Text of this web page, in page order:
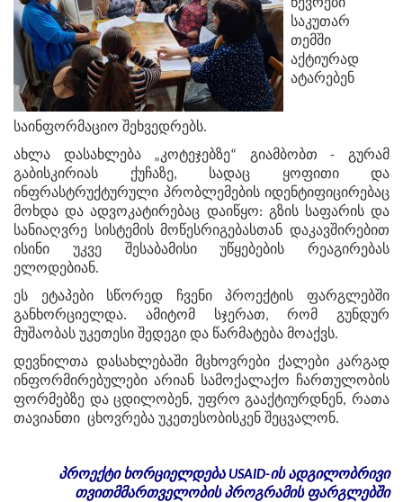
წევრები
საკუთარ
თემში
აქტიურად
ატარებენ
საინფორმაციო შეხვედრებს.
ახლა დასახლება „კოტეჯებზე“ გიამბობთ - გურამ
გაბისკირიას ქუჩაზე, სადაც ყოფითი და
ინფრასტრუქტურული პრობლემების იდენტიფიცირებაც
მოხდა და ადვოკატირებაც დაიწყო: გზის საფარის და
სანიაღვრე სისტემის მოწესრიგებასთან დაკავშირებით
ისინი უკვე შესაბამისი უწყებების რეაგირებას
ელოდებიან.
ეს ეტაპები სწორედ ჩვენი პროექტის ფარგლებში
განხორციელდა. ამიტომ სჯერათ, რომ გუნდურ
მუშაობას უკეთესი შედეგი და წარმატება მოაქვს.
დევნილთა დასახლებაში მცხოვრები ქალები კარგად
ინფორმირებულები არიან სამოქალაქო ჩართულობის
ფორმებზე და ცდილობენ, უფრო გააქტიურდნენ, რათა
თავიანთი ცხოვრება უკეთესობისკენ შეცვალონ.
პროექტი ხორციელდებაUSAID-ის ადგილობრივი
თვითმმართველობის პროგრამის ფარგლებში